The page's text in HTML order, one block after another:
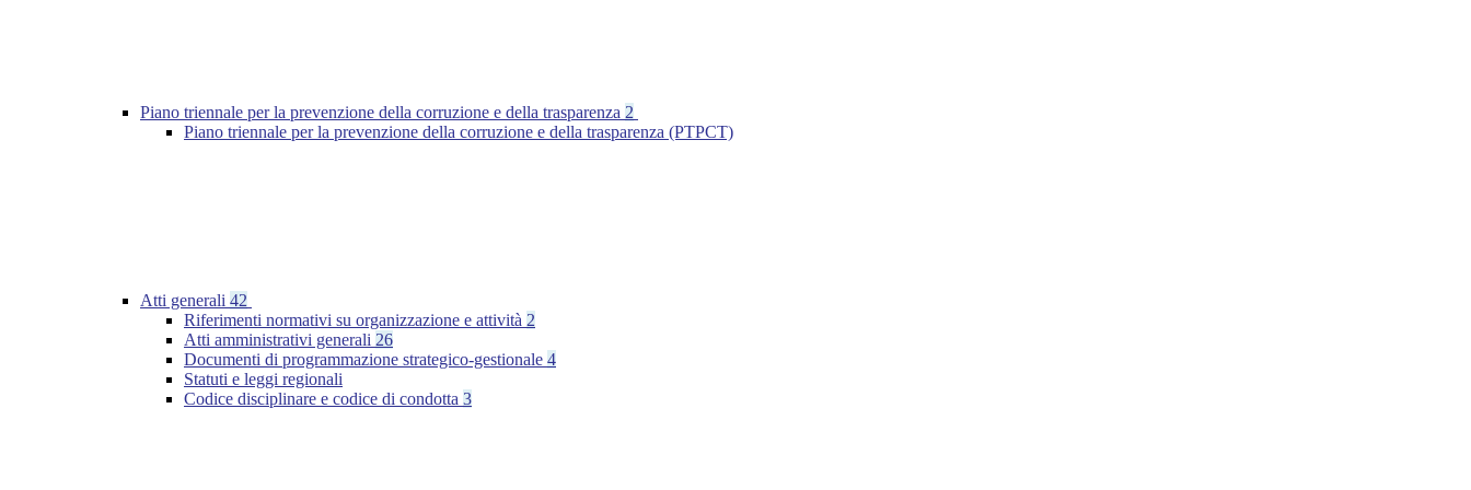
Piano triennale per la prevenzione della corruzione e della trasparenza 2
Piano triennale per la prevenzione della corruzione e della trasparenza (PTPCT)
Atti generali 42
Riferimenti normativi su organizzazione e attività 2
Atti amministrativi generali 26
Documenti di programmazione strategico-gestionale 4
Statuti e leggi regionali
Codice disciplinare e codice di condotta 3